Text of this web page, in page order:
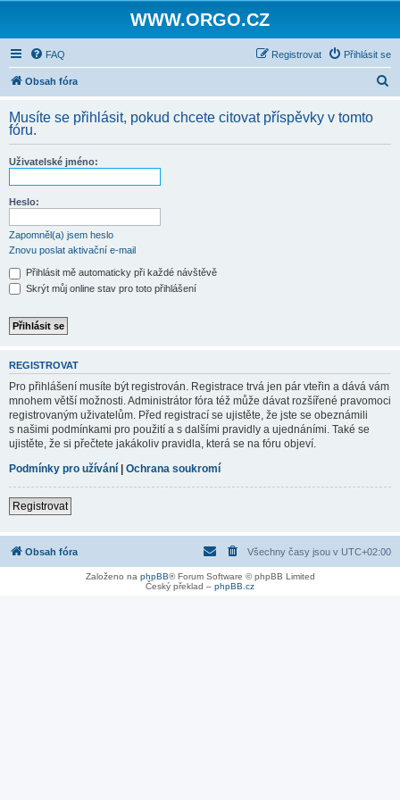
WWW.ORGO.CZ
FAQ Přihlásit se
Registrovat
Obsah fóra
d
Musíte se přihlásit, pokud chcete citovat příspěvky v tomto
fóru.
Uživatelské jméno:
Heslo:
Zapomněl(a) jsem heslo
Znovu poslat aktivační e-mail
Přihlásit mě automaticky při každé návštěvě
Skrýt můj online stav pro toto přihlášení
REGISTROVAT
Pro přihlášení musíte být registrován. Registrace trvá jen pár vteřin a dává vám
mnohem větší možnosti. Administrátor fóra též může dávat rozšířené pravomoci
registrovaným uživatelům. Před registrací se ujistěte, že jste se obeznámili
s našimi podmínkami pro použití a s dalšími pravidly a ujednáními. Také se
ujistěte, že si přečtete jakákoliv pravidla, která se na fóru objeví.
Podmínky pro užívání | Ochrana soukromí
Registrovat
Obsah fóra Všechny časy jsou v UTC+02:00
Založeno na phpBB® Forum Software © phpBB Limited
Český překlad – phpBB.cz